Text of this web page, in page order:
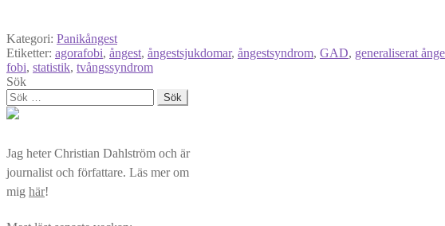
Kategori: Panikångest
Etiketter: agorafobi, ångest, ångestsjukdomar, ångestsyndrom, GAD, generaliserat
fobi, statistik, tvångssyndrom
Sök
Sök
efter:
Jag heter Christian Dahlström och är
journalist och författare. Läs mer om
mig här!